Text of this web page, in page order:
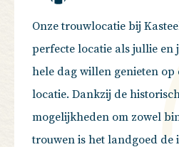
Onze trouwlocatie bij
perfecte locatie als jullie en
hele dag willen genieten op
locatie. Dankzij de
mogelijkheden om zowel
trouwen is het landgoed de